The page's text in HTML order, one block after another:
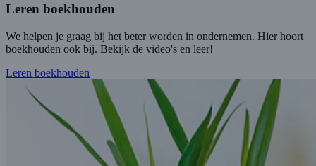
Leren boekhouden
We helpen je graag bij het beter worden in ondernemen. Hier hoort
boekhouden ook bij. Bekijk de video's en leer!
Leren boekhouden